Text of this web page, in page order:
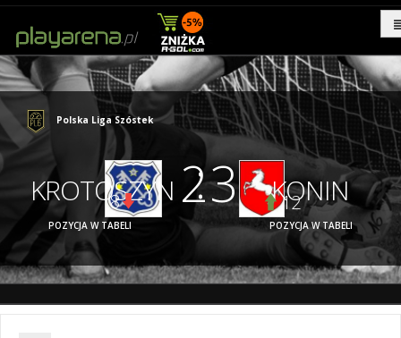
Polska Liga Szóstek
2
KROTOSZYN
8
POZYCJA W TABELI
3 KONIN
12
POZYCJA W TABELI
: